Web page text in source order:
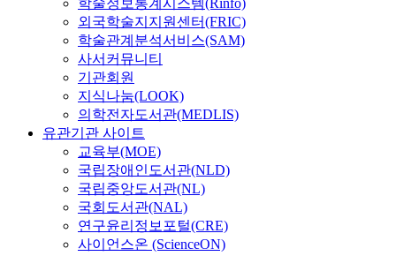
학술정보통계시스템(Rinfo)
외국학술지지원센터(FRIC)
학술관계분석서비스(SAM)
사서커뮤니티
기관회원
지식나눔(LOOK)
의학전자도서관(MEDLIS)
유관기관 사이트
교육부(MOE)
국립장애인도서관(NLD)
국립중앙도서관(NL)
국회도서관(NAL)
연구윤리정보포털(CRE)
사이언스온 (ScienceON)